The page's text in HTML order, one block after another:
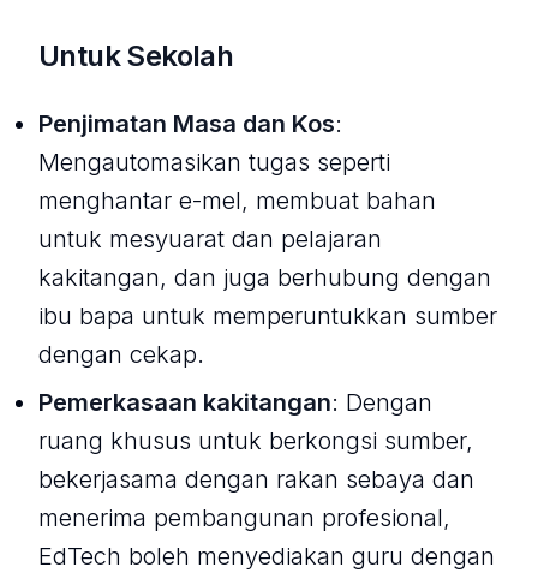
Untuk Sekolah
Penjimatan Masa dan Kos:
Mengautomasikan tugas seperti
menghantar e-mel, membuat bahan
untuk mesyuarat dan pelajaran
kakitangan, dan juga berhubung dengan
ibu bapa untuk memperuntukkan sumber
dengan cekap.
Pemerkasaan kakitangan: Dengan
ruang khusus untuk berkongsi sumber,
bekerjasama dengan rakan sebaya dan
menerima pembangunan profesional,
EdTech boleh menyediakan guru dengan